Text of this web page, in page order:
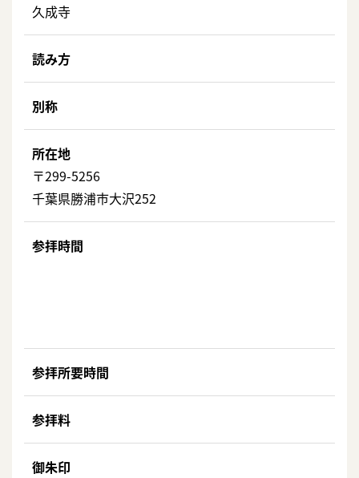
久成寺
読み方
別称
所在地
〒299-5256
千葉県勝浦市大沢252
参拝時間
参拝所要時間
参拝料
御朱印